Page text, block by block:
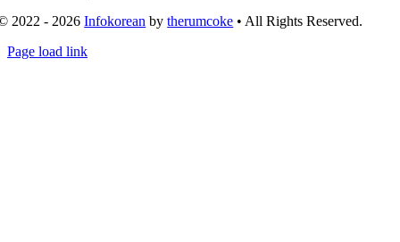
2022 - 2026Infokorean bytherumcoke • All Rights Reserved.
Toggle
Page load link